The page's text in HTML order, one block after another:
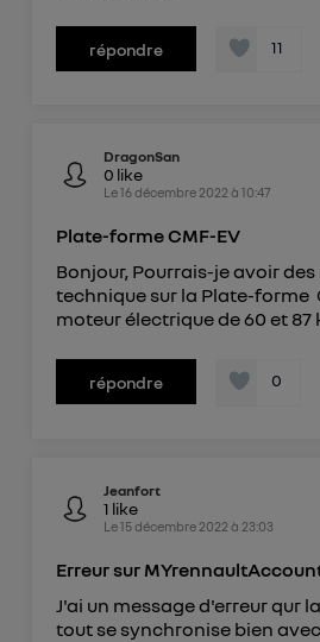
répondre 11
DragonSan
0 like
Le16 décembre 2022 à 10:47
Plate-forme CMF-EV
Bonjour, Pourrais-je avoir
technique sur la Plate-forme
moteur électrique de 60 et 87
répondre 0
Jeanfort
1 like
Le15 décembre 2022 à 23:03
Erreur sur
J'ai un message d'erreur qur
tout se synchronise bien